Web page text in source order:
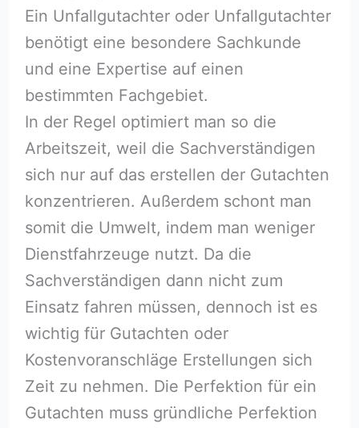
Ein Unfallgutachter oder Unfallgutachter
benötigt eine besondere Sachkunde
und eine Expertise auf einen
bestimmten Fachgebiet.
In der Regel optimiert man so die
Arbeitszeit, weil die Sachverständigen
sich nur auf das erstellen der Gutachten
konzentrieren. Außerdem schont man
somit die Umwelt, indem man weniger
Dienstfahrzeuge nutzt. Da die
Sachverständigen dann nicht zum
Einsatz fahren müssen, dennoch ist es
wichtig für Gutachten oder
Kostenvoranschläge Erstellungen sich
Zeit zu nehmen. Die Perfektion für ein
Gutachten muss gründliche Perfektion